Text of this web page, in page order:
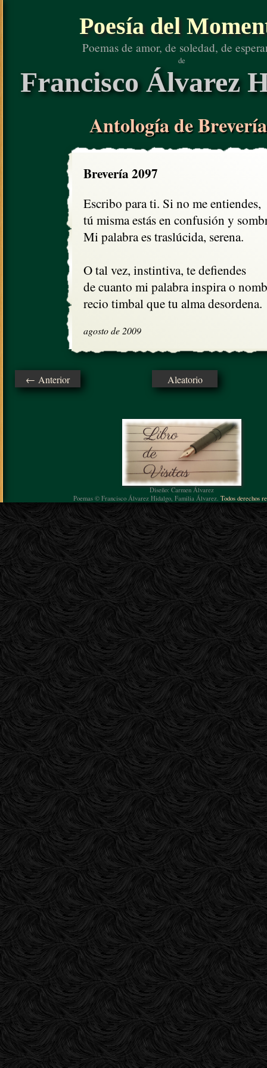
Poesía del
Poemas de amor, de soledad, de
de
Francisco Álvarez
Antología de
Brevería 2097
Escribo para ti. Si no me entiendes,
tú misma estás en confusión y
Mi palabra es traslúcida, serena.
O tal vez, instintiva, te defiendes
de cuanto mi palabra inspira o
recio timbal que tu alma desordena.
agosto de 2009
← Anterior Aleatorio
Diseño: Carmen Álvarez
Poemas © Francisco Álvarez Hidalgo, Familia Álvarez. Todos derechos